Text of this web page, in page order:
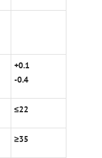
+0.1
-0.4
≤22
≥35